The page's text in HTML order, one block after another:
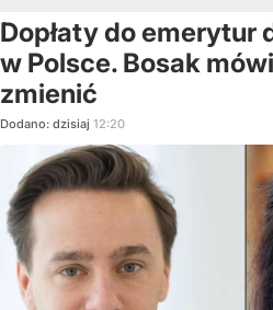
Dopłaty do emerytur
w Polsce. Bosak
zmienić
Dodano: dzisiaj 12:20